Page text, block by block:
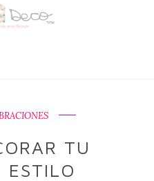
TU
ESTILO